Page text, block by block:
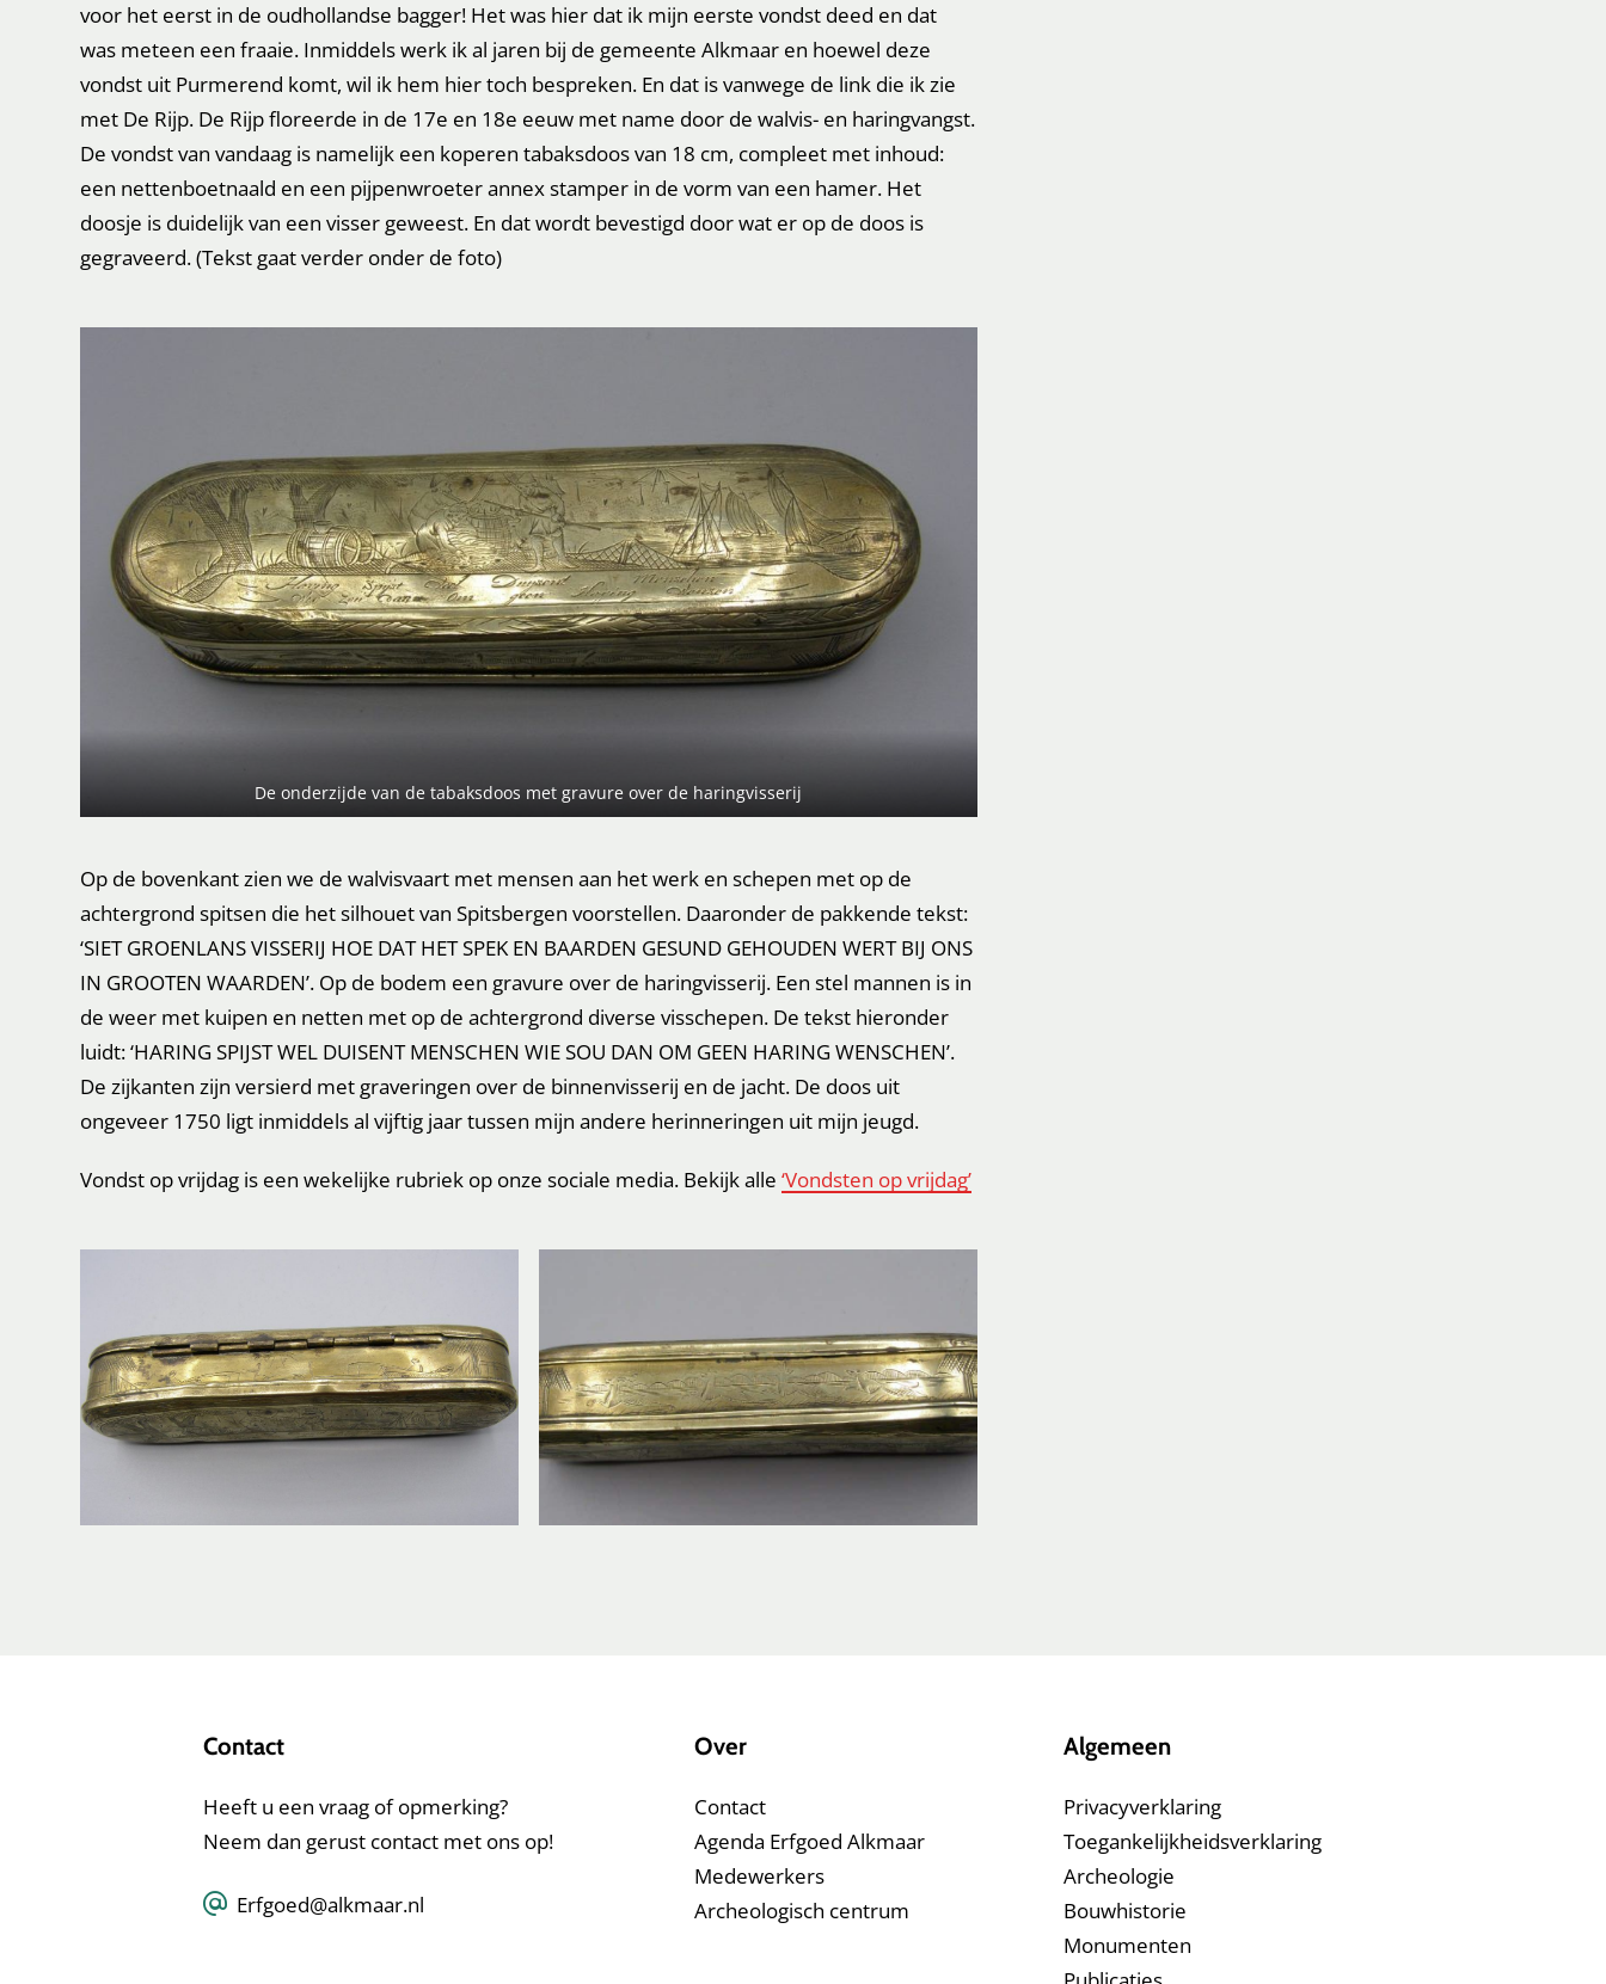
voor het eerst in de oudhollandse bagger! Het was hier dat ik mijn eerste vondst deed en dat
was meteen een fraaie. Inmiddels werk ik al jaren bij de gemeente Alkmaar en hoewel deze
vondst uit Purmerend komt, wil ik hem hier toch bespreken. En dat is vanwege de link die ik zie
met De Rijp. De Rijp floreerde in de 17e en 18e eeuw met name door de walvis- en haringvangst.
De vondst van vandaag is namelijk een koperen tabaksdoos van 18 cm, compleet met inhoud:
een nettenboetnaald en een pijpenwroeter annex stamper in de vorm van een hamer. Het
doosje is duidelijk van een visser geweest. En dat wordt bevestigd door wat er op de doos is
gegraveerd. (Tekst gaat verder onder de foto)
De onderzijde van de tabaksdoos met gravure over de haringvisserij
Op de bovenkant zien we de walvisvaart met mensen aan het werk en schepen met op de
achtergrond spitsen die het silhouet van Spitsbergen voorstellen. Daaronder de pakkende tekst:
‘SIET GROENLANS VISSERIJ HOE DAT HET SPEK EN BAARDEN GESUND GEHOUDEN WERT BIJ ONS
IN GROOTEN WAARDEN’. Op de bodem een gravure over de haringvisserij. Een stel mannen is in
de weer met kuipen en netten met op de achtergrond diverse visschepen. De tekst hieronder
luidt: ‘HARING SPIJST WEL DUISENT MENSCHEN WIE SOU DAN OM GEEN HARING WENSCHEN’.
De zijkanten zijn versierd met graveringen over de binnenvisserij en de jacht. De doos uit
ongeveer 1750 ligt inmiddels al vijftig jaar tussen mijn andere herinneringen uit mijn jeugd.
Vondst op vrijdag is een wekelijke rubriek op onze sociale media. Bekijk alle ‘Vondsten op vrijdag’
Contact
Heeft u een vraag of opmerking?
Neem dan gerust contact met ons op!
Erfgoed@alkmaar.nl
Over
Contact
Agenda Erfgoed Alkmaar
Medewerkers
Archeologisch centrum
Algemeen
Privacyverklaring
Toegankelijkheidsverklaring
Archeologie
Bouwhistorie
Monumenten